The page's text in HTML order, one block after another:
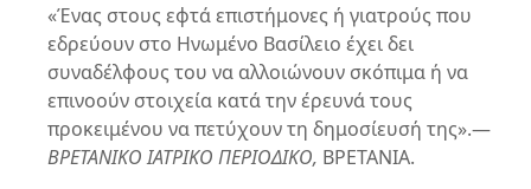
«Ένας στους εφτά επιστήμονες ή γιατρούς που
εδρεύουν στο Ηνωμένο Βασίλειο έχει δει
συναδέλφους του να αλλοιώνουν σκόπιμα ή να
επινοούν στοιχεία κατά την έρευνά τους
προκειμένου να πετύχουν τη δημοσίευσή της».​—
ΒΡΕΤΑΝΙΚΟ ΙΑΤΡΙΚΟ ΠΕΡΙΟΔΙΚΟ, ΒΡΕΤΑΝΙΑ.